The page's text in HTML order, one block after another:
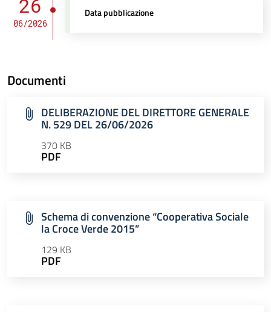
26
06/2026
Data pubblicazione
Documenti
DELIBERAZIONE DEL DIRETTORE GENERALE
N. 529 DEL 26/06/2026
370 KB
PDF
Schema di convenzione “Cooperativa Sociale
la Croce Verde 2015”
129 KB
PDF